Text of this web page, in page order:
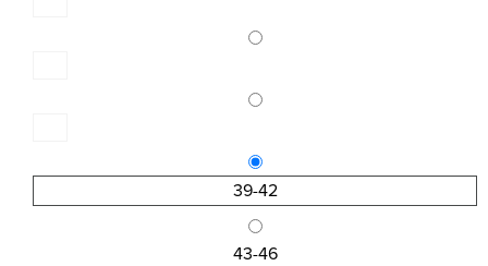
39-42
43-46
Κωδ.:4115